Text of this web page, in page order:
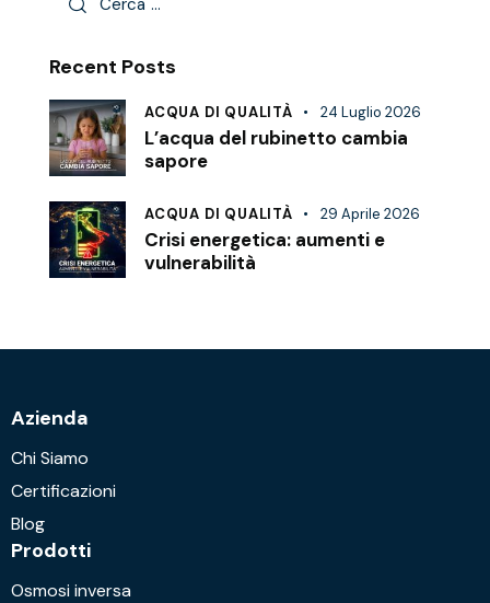
Recent Posts
ACQUA DI QUALITÀ 24 Luglio 2026
L’acqua del rubinetto cambia
sapore
ACQUA DI QUALITÀ 29 Aprile 2026
Crisi energetica: aumenti e
vulnerabilità
Azienda
Chi Siamo
Certificazioni
Blog
Prodotti
Osmosi inversa